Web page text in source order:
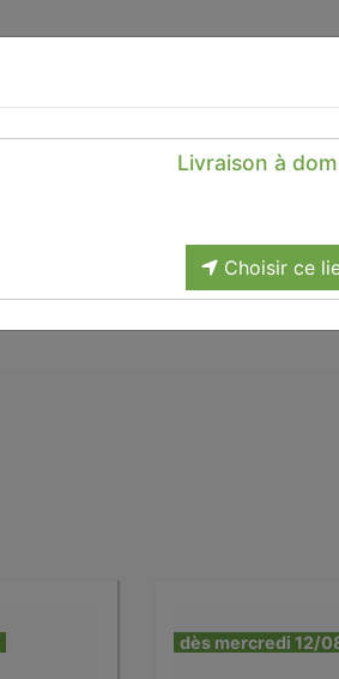
Livraison à
Choisir ce
dès mercredi 12/